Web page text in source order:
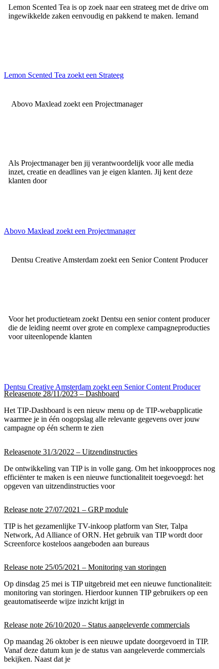
Lemon Scented Tea is op zoek naar een strateeg met de drive om
ingewikkelde zaken eenvoudig en pakkend te maken. Iemand
Lemon Scented Tea zoekt een Strateeg
Abovo Maxlead zoekt een Projectmanager
Als Projectmanager ben jij verantwoordelijk voor alle media
inzet, creatie en deadlines van je eigen klanten. Jij kent deze
klanten door
Abovo Maxlead zoekt een Projectmanager
Dentsu Creative Amsterdam zoekt een Senior Content Producer
Voor het productieteam zoekt Dentsu een senior content producer
die de leiding neemt over grote en complexe campagneproducties
voor uiteenlopende klanten
Dentsu Creative Amsterdam zoekt een Senior Content Producer
Releasenote 28/11/2023 – Dashboard
Het TIP-Dashboard is een nieuw menu op de TIP-webapplicatie
waarmee je in één oogopslag alle relevante gegevens over jouw
campagne op één scherm te zien
Releasenote 31/3/2022 – Uitzendinstructies
De ontwikkeling van TIP is in volle gang. Om het inkoopproces nog
efficiënter te maken is een nieuwe functionaliteit toegevoegd: het
opgeven van uitzendinstructies voor
Release note 27/07/2021 – GRP module
TIP is het gezamenlijke TV-inkoop platform van Ster, Talpa
Network, Ad Alliance of ORN. Het gebruik van TIP wordt door
Screenforce kosteloos aangeboden aan bureaus
Release note 25/05/2021 – Monitoring van storingen
Op dinsdag 25 mei is TIP uitgebreid met een nieuwe functionaliteit:
monitoring van storingen. Hierdoor kunnen TIP gebruikers op een
geautomatiseerde wijze inzicht krijgt in
Release note 26/10/2020 – Status aangeleverde commercials
Op maandag 26 oktober is een nieuwe update doorgevoerd in TIP.
Vanaf deze datum kun je de status van aangeleverde commercials
bekijken. Naast dat je